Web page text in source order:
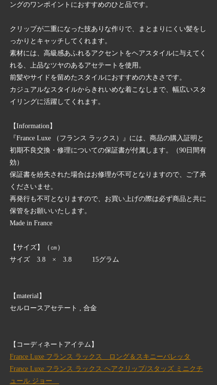
ングのワンポイントにおすすめのひと品です。
クリップが二重になった技ありな作りで、まとまりにくい髪をし
っかりとキャッチしてくれます。
素材には、高級感あふれるアクセントをヘアスタイルに与えてく
れる、上品なツヤのあるアセテートを使用。
前髪やサイドを留めたスタイルにおすすめの大きさです。
カジュアルなスタイルからきれいめな着こなしまで、幅広いスタ
イリングに活躍してくれます。
【Information】
『France Luxe （フランス ラックス）』には、商品の購入証明と
初期不良交換・修理についての保証書が付属します。（90日間有
効）
保証書を紛失された場合はお修理が不可となりますので、ご了承
くださいませ。
再発行も不可となりますので、お買い上げの際は必ず商品と共に
保管をお願いいたします。
Made in France
【サイズ】（㎝）
サイズ 3.8 × 3.8 15グラム
【material】
セルロースアセテート , 合金
【コーディネートアイテム】
France Luxe フランス ラックス ロング＆スキニーバレッタ
France Luxe フランス ラックス ヘアクリップ/スタッズ ミニクチ
ュール ジョー